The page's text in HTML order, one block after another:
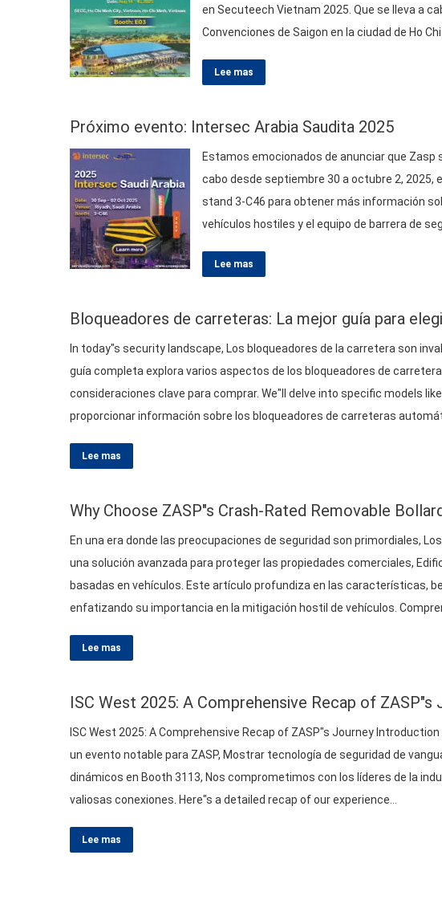
en Secuteech Vietnam 2025. Que se lleva a
Convenciones de Saigon en la ciudad de Ho
Lee mas
Próximo evento: Intersec Arabia Saudita 2025
Estamos emocionados de anunciar que Zasp
cabo desde septiembre 30 a octubre 2, 2025,
stand 3-C46 para obtener más información
vehículos hostiles y el equipo de barrera de
Lee mas
Bloqueadores de carreteras: La mejor guía para
In today"s security landscape, Los bloqueadores de la carretera son
guía completa explora varios aspectos de los bloqueadores de
consideraciones clave para comprar. We"ll delve into specific models
proporcionar información sobre los bloqueadores de carreteras
Lee mas
Why Choose ZASP"s Crash-Rated Removable
En una era donde las preocupaciones de seguridad son primordiales,
una solución avanzada para proteger las propiedades comerciales,
basadas en vehículos. Este artículo profundiza en las características,
enfatizando su importancia en la mitigación hostil de vehículos.
Lee mas
ISC West 2025: A Comprehensive Recap of ZASP"s
ISC West 2025: A Comprehensive Recap of ZASP"s Journey Introduction
un evento notable para ZASP, Mostrar tecnología de seguridad de
dinámicos en Booth 3113, Nos comprometimos con los líderes de la
valiosas conexiones. Here"s a detailed recap of our experience
Lee mas